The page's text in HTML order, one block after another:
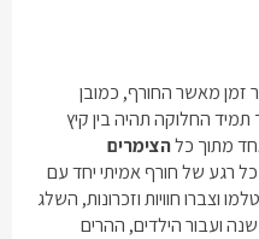
זמן מאשר החורף, כמובן
שיש בשנה 4 עונות אך תמיד החלוקה תהיה בין קיץ
מתוך כלהצימרים
כל רגע של חורף אמיתי יחד עם
וצברו חוויות וזכרונות, השלג
ועבור הילדים, ההרים